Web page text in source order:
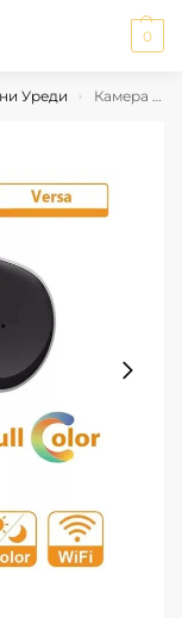
0
Уреди › Камера IMOU VERSA 2 MP Wi-Fi